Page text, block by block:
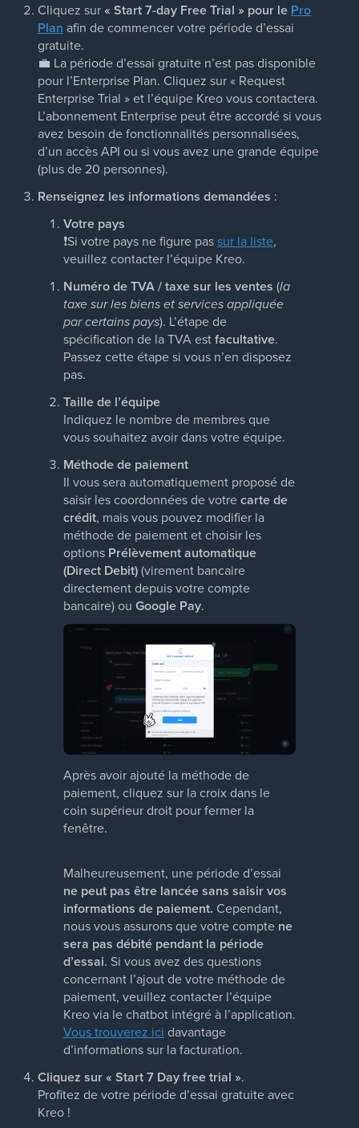
Cliquez sur« Start 7-day Free Trial » pour le Pro
Plan afin de commencer votre période d’essai
gratuite.
💼 La période d’essai gratuite n’est pas disponible
pour l’Enterprise Plan. Cliquez sur « Request
Enterprise Trial » et l’équipe Kreo vous contactera.
L’abonnement Enterprise peut être accordé si vous
avez besoin de fonctionnalités personnalisées,
d’un accès API ou si vous avez une grande équipe
(plus de 20 personnes).
Renseignez les informations demandées :
Votre pays
❗Si votre pays ne figure passur la liste,
veuillez contacter l’équipe Kreo.
Numéro de TVA / taxe sur les ventes (la
taxe sur les biens et services appliquée
par certains pays). L’étape de
spécification de la TVA estfacultative.
Passez cette étape si vous n’en disposez
pas.
Taille de l’équipe
Indiquez le nombre de membres que
vous souhaitez avoir dans votre équipe.
Méthode de paiement
Il vous sera automatiquement proposé de
saisir les coordonnées de votrecarte de
crédit, mais vous pouvez modifier la
méthode de paiement et choisir les
options Prélèvement automatique
(Direct Debit)(virement bancaire
directement depuis votre compte
bancaire) ou Google Pay.
Après avoir ajouté la méthode de
paiement, cliquez sur la croix dans le
coin supérieur droit pour fermer la
fenêtre.
Malheureusement, une période d’essai
ne peut pas être lancée sans saisir vos
informations de paiement. Cependant,
nous vous assurons que votre compte ne
sera pas débité pendant la période
d’essai. Si vous avez des questions
concernant l’ajout de votre méthode de
paiement, veuillez contacter l’équipe
Kreo via le chatbot intégré à l’application.
Vous trouverez ici davantage
d’informations sur la facturation.
Cliquez sur « Start 7 Day free trial ».
Profitez de votre période d’essai gratuite avec
Kreo !